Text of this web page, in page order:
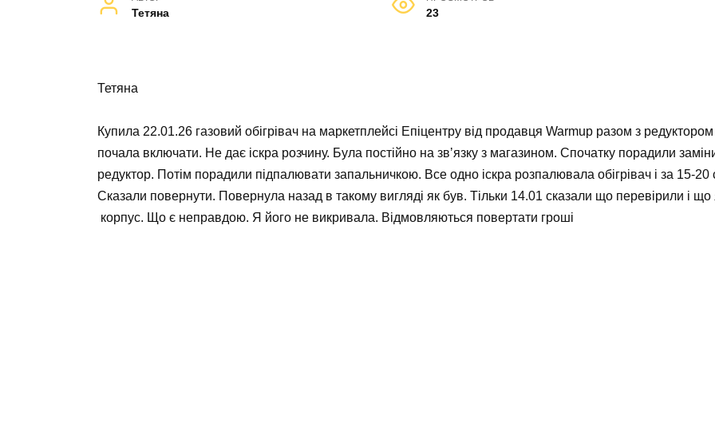
Тетяна 23
Тетяна
Купила 22.01.26 газовий обігрівач на маркетплейсі Епіцентру від продавця Warmup разом з
почала включати. Не дає іскра розчину. Була постійно на звʼязку з магазином. Спочатку порадили
редуктор. Потім порадили підпалювати запальничкою. Все одно іскра розпалювала обігрівач і за 15-20
Сказали повернути. Повернула назад в такому вигляді як був. Тільки 14.01 сказали що перевірили і
корпус. Що є неправдою. Я його не викривала. Відмовляються повертати гроші